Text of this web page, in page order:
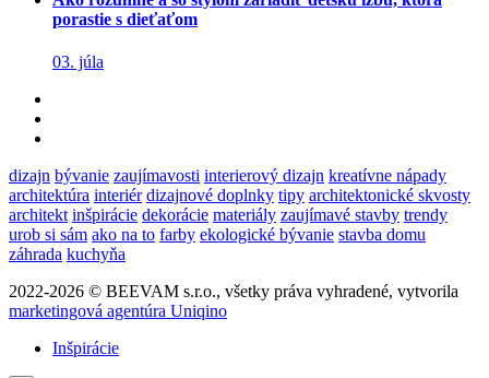
porastie s dieťaťom
03. júla
dizajn bývanie zaujímavosti interierový dizajn kreatívne nápady
architektúra interiér dizajnové doplnky tipy architektonické skvosty
architekt inšpirácie dekorácie materiály zaujímavé stavby trendy
urob si sám ako na to farby ekologické bývanie stavba domu
záhrada kuchyňa
2022-2026 © BEEVAM s.r.o., všetky práva vyhradené, vytvorila
marketingová agentúra Uniqino
Inšpirácie